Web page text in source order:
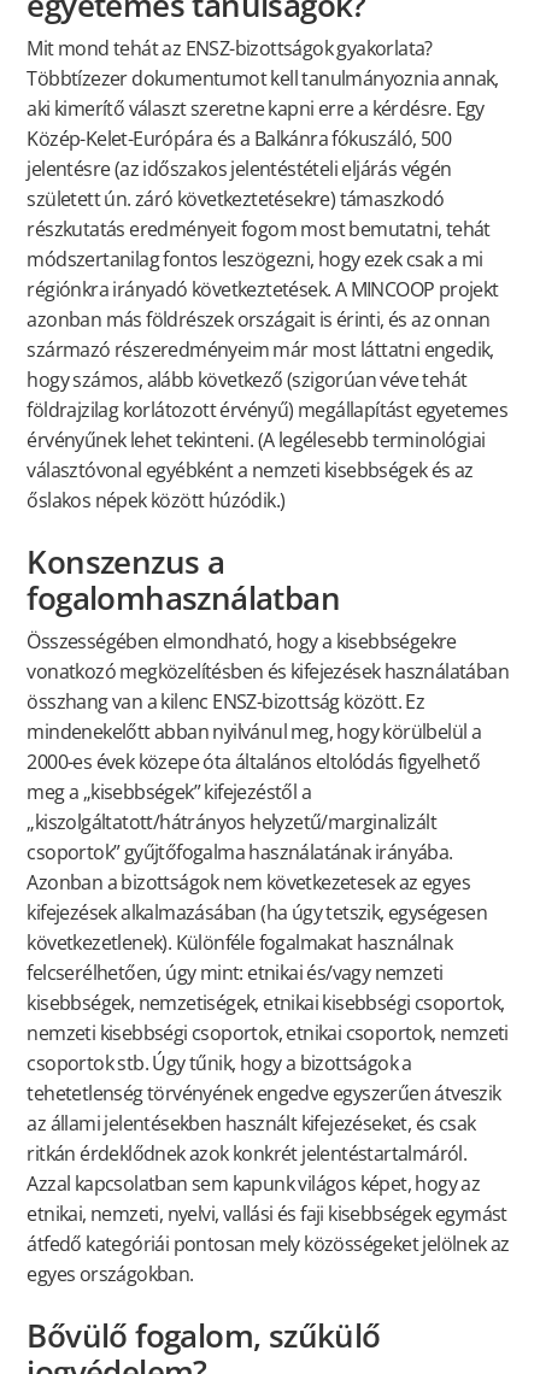
Mit mond tehát az ENSZ-bizottságok gyakorlata?
Többtízezer dokumentumot kell tanulmányoznia annak,
aki kimerítő választ szeretne kapni erre a kérdésre. Egy
Közép-Kelet-Európára és a Balkánra fókuszáló, 500
jelentésre (az időszakos jelentéstételi eljárás végén
született ún. záró következtetésekre) támaszkodó
részkutatás eredményeit fogom most bemutatni, tehát
módszertanilag fontos leszögezni, hogy ezek csak a mi
régiónkra irányadó következtetések. A MINCOOP projekt
azonban más földrészek országait is érinti, és az onnan
származó részeredményeim már most láttatni engedik,
hogy számos, alább következő (szigorúan véve tehát
földrajzilag korlátozott érvényű) megállapítást egyetemes
érvényűnek lehet tekinteni. (A legélesebb terminológiai
választóvonal egyébként a nemzeti kisebbségek és az
őslakos népek között húzódik.)
Konszenzus a
fogalomhasználatban
Összességében elmondható, hogy a kisebbségekre
vonatkozó megközelítésben és kifejezések használatában
összhang van a kilenc ENSZ-bizottság között. Ez
mindenekelőtt abban nyilvánul meg, hogy körülbelül a
2000-es évek közepe óta általános eltolódás figyelhető
meg a „kisebbségek” kifejezéstől a
„kiszolgáltatott/hátrányos helyzetű/marginalizált
csoportok” gyűjtőfogalma használatának irányába.
Azonban a bizottságok nem következetesek az egyes
kifejezések alkalmazásában (ha úgy tetszik, egységesen
következetlenek). Különféle fogalmakat használnak
felcserélhetően, úgy mint: etnikai és/vagy nemzeti
kisebbségek, nemzetiségek, etnikai kisebbségi csoportok,
nemzeti kisebbségi csoportok, etnikai csoportok, nemzeti
csoportok stb. Úgy tűnik, hogy a bizottságok a
tehetetlenség törvényének engedve egyszerűen átveszik
az állami jelentésekben használt kifejezéseket, és csak
ritkán érdeklődnek azok konkrét jelentéstartalmáról.
Azzal kapcsolatban sem kapunk világos képet, hogy az
etnikai, nemzeti, nyelvi, vallási és faji kisebbségek egymást
átfedő kategóriái pontosan mely közösségeket jelölnek az
egyes országokban.
Bővülő fogalom, szűkülő